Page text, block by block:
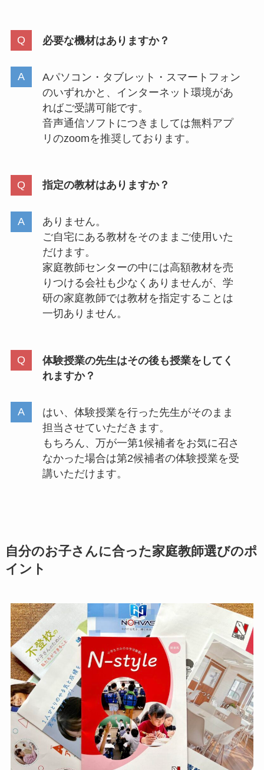
必要な機材はありますか？
Aパソコン・タブレット・スマートフォン
のいずれかと、インターネット環境があ
ればご受講可能です。
音声通信ソフトにつきましては無料アプ
リのzoomを推奨しております。
指定の教材はありますか？
ありません。
ご自宅にある教材をそのままご使用いた
だけます。
家庭教師センターの中には高額教材を売
りつける会社も少なくありませんが、学
研の家庭教師では教材を指定することは
一切ありません。
体験授業の先生はその後も授業をしてく
れますか？
はい、体験授業を行った先生がそのまま
担当させていただきます。
もちろん、万が一第1候補者をお気に召さ
なかった場合は第2候補者の体験授業を受
講いただけます。
自分のお子さんに合った家庭教師選びのポ
イント